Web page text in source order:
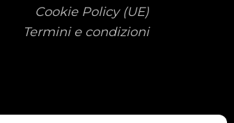
Cookie Policy (UE)
Termini e condizioni